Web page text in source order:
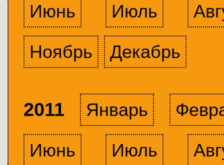
Июнь
Июль
Ноябрь
Декабрь
2011 Январь
Июнь
Июль